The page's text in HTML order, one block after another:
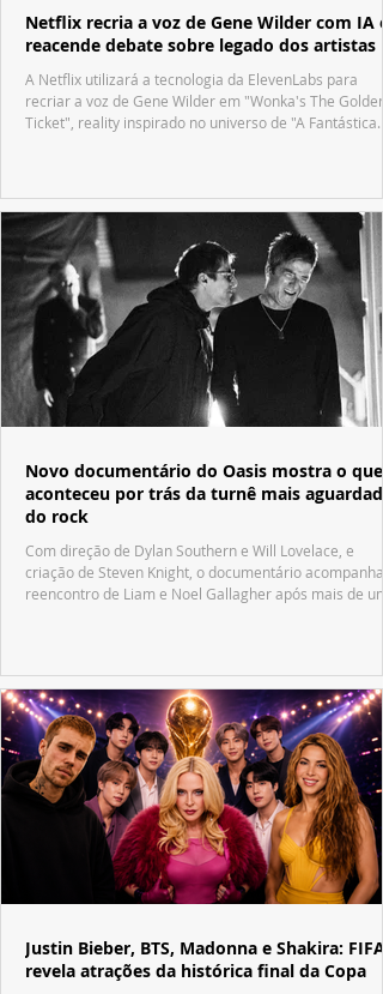
Netflix recria a voz de Gene Wilder com IA e
reacende debate sobre legado dos artistas
A Netflix utilizará a tecnologia da ElevenLabs para
recriar a voz de Gene Wilder em "Wonka's The Golden
Ticket", reality inspirado no universo de "A Fantástica
Novo documentário do Oasis mostra o que
aconteceu por trás da turnê mais aguardada
do rock
Com direção de Dylan Southern e Will Lovelace, e
criação de Steven Knight, o documentário acompanha
reencontro de Liam e Noel Gallagher após mais de
Justin Bieber, BTS, Madonna e Shakira: FIFA
revela atrações da histórica final da Copa